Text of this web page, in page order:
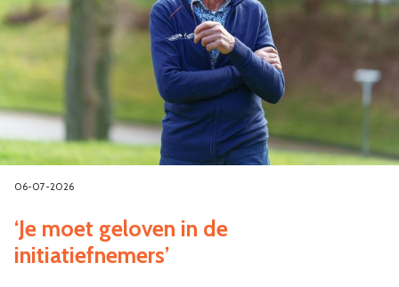
06-07-2026
‘Je moet geloven in de
initiatiefnemers’